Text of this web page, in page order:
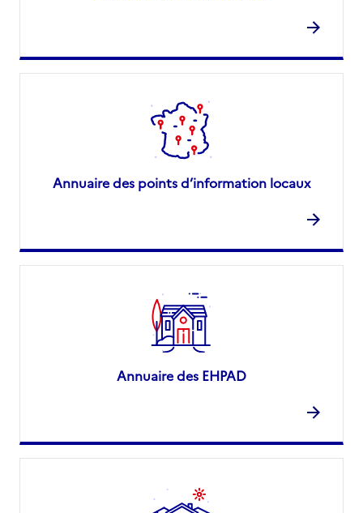
Annuaire des points d’information locaux
Annuaire des EHPAD